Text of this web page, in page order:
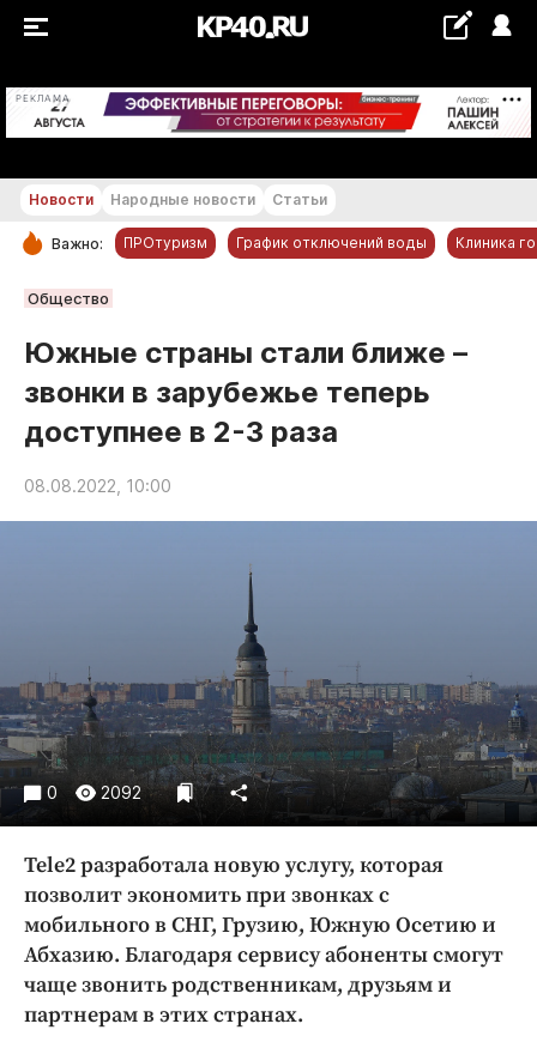
РЕКЛАМА +25...+26 °С
РУБРИКИ
Новости компаний
Статьи
Народные новости
Авто и транспорт
Благоустройство
Недвижимость и ЖКХ
Образование
Общество
Погода
Праздники
Происшествия
Экономика и бизнес
ПРОЕКТЫ
Издания
Новости Народные новости Статьи
Важно: ПРОтуризм График отключений воды Клиника
Общество
Южные страны стали ближе –
звонки в зарубежье теперь
доступнее в 2-3 раза
08.08.2022, 10:00
0 2092
Tele2 разработала новую услугу, которая
позволит экономить при звонках с
мобильного в СНГ, Грузию, Южную Осетию и
Абхазию. Благодаря сервису абоненты смогут
чаще звонить родственникам, друзьям и
партнерам в этих странах.